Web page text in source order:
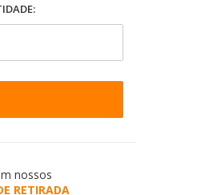
nossos
RETIRADA